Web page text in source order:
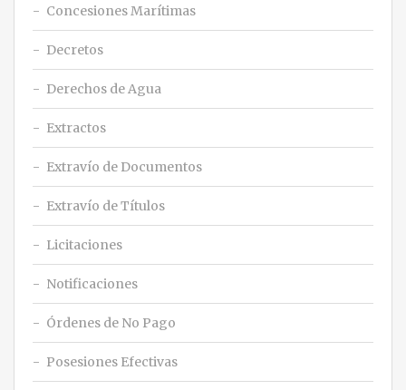
Concesiones Marítimas
Decretos
Derechos de Agua
Extractos
Extravío de Documentos
Extravío de Títulos
Licitaciones
Notificaciones
Órdenes de No Pago
Posesiones Efectivas